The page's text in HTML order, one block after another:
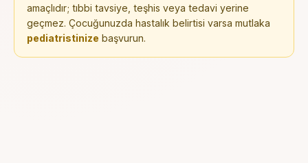
amaçlıdır; tıbbi tavsiye, teşhis veya tedavi yerine
geçmez. Çocuğunuzda hastalık belirtisi varsa mutlaka
pediatristinize başvurun.